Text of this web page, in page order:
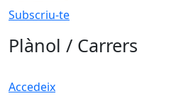
Subscriu-te
Plànol / Carrers
Accedeix